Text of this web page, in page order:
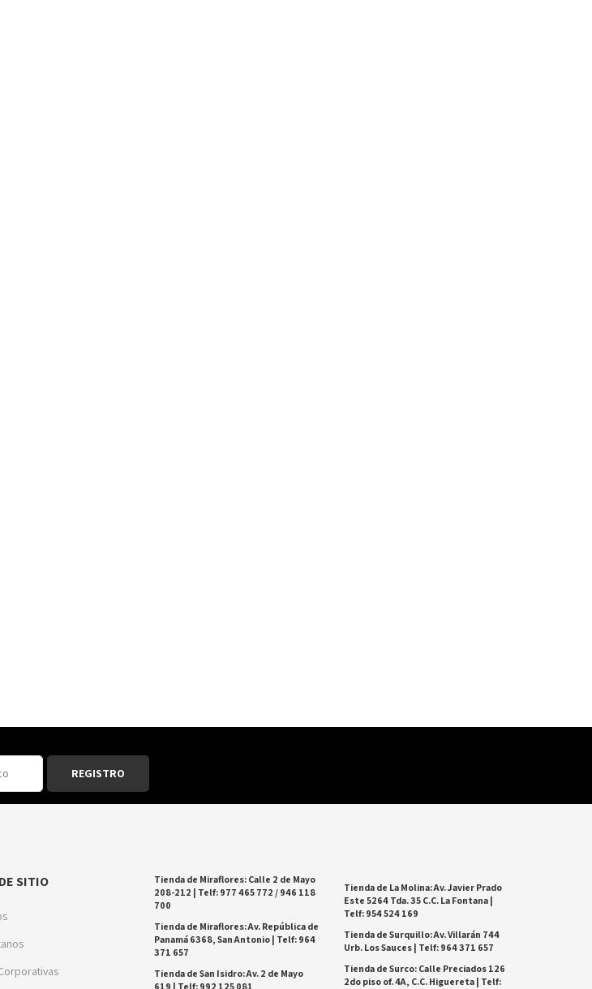
SITIO
Tienda de Miraflores: Calle 2 de Mayo
208-212 | Telf: 977 465 772 / 946 118
700
Tienda de Miraflores: Av. República de
Panamá 6368, San Antonio | Telf: 964
371 657
Tienda de San Isidro: Av. 2 de Mayo
619 | Telf: 992 125 081
Tienda de La Molina: Av. Javier Prado
Este 5264 Tda. 35 C.C. La Fontana |
Telf: 954 524 169
Tienda de Surquillo: Av. Villarán 744
Urb. Los Sauces | Telf: 964 371 657
Tienda de Surco: Calle Preciados 126
2do piso of. 4A, C.C. Higuereta | Telf: